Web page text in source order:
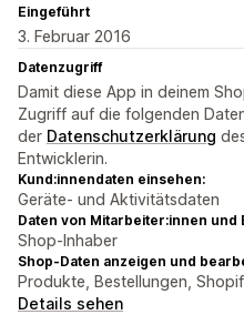
Eingeführt
3. Februar 2016
Datenzugriff
Damit diese App in deinem
Zugriff auf die folgenden
der Datenschutzerklärung
Entwicklerin.
Kund:innendaten einsehen:
Geräte- und Aktivitätsdaten
Daten von Mitarbeiter:innen
Shop-Inhaber
Shop-Daten anzeigen und
Produkte, Bestellungen,
Details sehen